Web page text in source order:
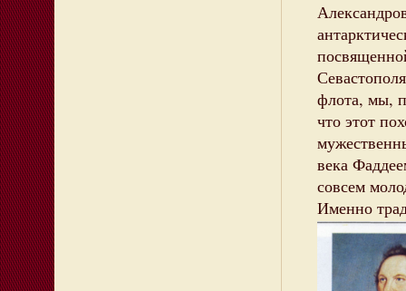
флота, мы,
что этот
века
совсем
Именно